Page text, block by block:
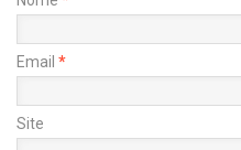
Email *
Site